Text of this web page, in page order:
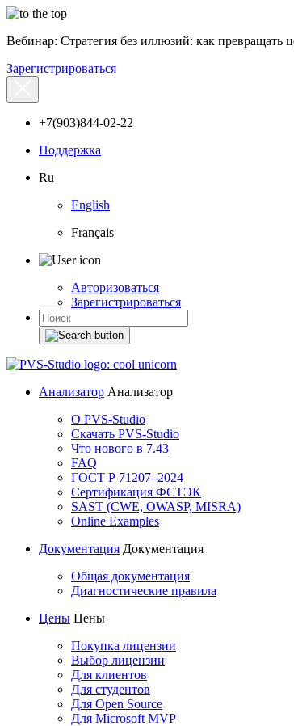
Вебинар: Стратегия без иллюзий: как превращать
Зарегистрироваться
+7(903)844-02-22
Поддержка
Ru
English
Français
Авторизоваться
Зарегистрироваться
Анализатор Анализатор
О PVS-Studio
Скачать PVS-Studio
Что нового в 7.43
FAQ
ГОСТ Р 71207–2024
Сертификация ФСТЭК
SAST (CWE, OWASP, MISRA)
Online Examples
Документация Документация
Общая документация
Диагностические правила
Цены Цены
Покупка лицензии
Выбор лицензии
Для клиентов
Для студентов
Для Open Source
Для Microsoft MVP